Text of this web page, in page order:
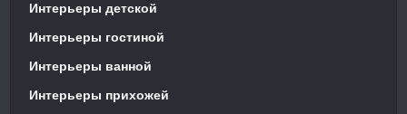
Интерьеры детской
Интерьеры гостиной
Интерьеры ванной
Интерьеры прихожей